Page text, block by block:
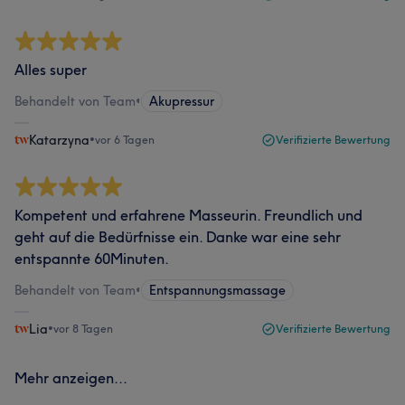
Alles super
Behandelt von Team• Akupressur
Katarzyna•vor 6 Tagen Verifizierte Bewertung
Kompetent und erfahrene Masseurin. Freundlich und
geht auf die Bedürfnisse ein. Danke war eine sehr
entspannte 60Minuten.
Behandelt von Team• Entspannungsmassage
Lia•vor 8 Tagen Verifizierte Bewertung
Mehr anzeigen...